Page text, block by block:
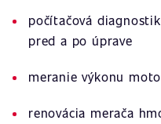
počítačová
pred a po úprave
meranie výkonu
renovácia merača